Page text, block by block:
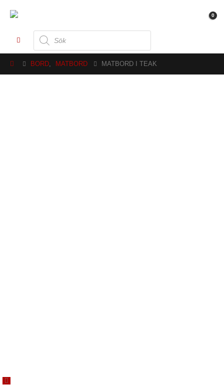
0
Produktsökning
BORD, MATBORD MATBORD I TEAK